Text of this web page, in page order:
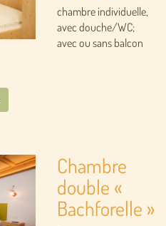
chambre individuelle,
avec douche/WC;
avec ou sans balcon
Chambre
double «
Bachforelle »